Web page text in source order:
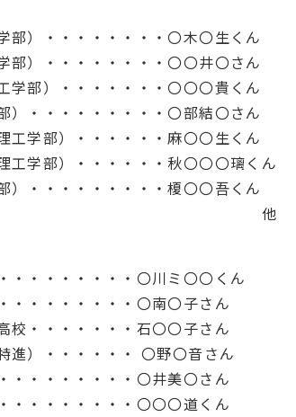
部）・・・・・・・・〇木〇生くん
部）・・・・・・・・〇〇井〇さん
学部）・・・・・・・〇〇〇貴くん
）・・・・・・・・・〇部結〇さん
工学部）・・・・・・麻〇〇生くん
工学部）・・・・・・秋〇〇〇璃くん
）・・・・・・・・・榎〇〇吾くん
・・・・・・・・〇川ミ〇〇くん
・・・・・・・・〇南〇子さん
校・・・・・・・石〇〇子さん
進）・・・・・・ 〇野〇音さん
・・・・・・・・〇井美〇さん
・・・・・・・・〇〇〇道くん